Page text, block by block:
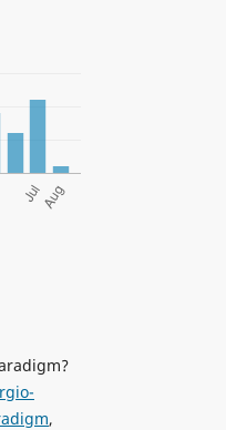
,